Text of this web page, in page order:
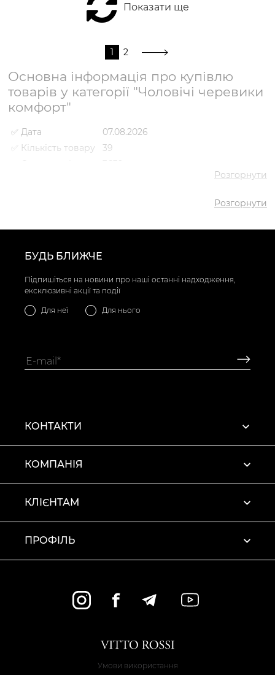
Показати ще
1 2
Основна інформація про купівлю
товарів у категорії "Чоловічі черевики
комфорт"
✅ Дата
07.08.2026
✅ Кількість товару
39
✅
товар
Розгорнути
Розгорнути
БУДЬ БЛИЖЧЕ
Підпишіться на новини про наші останні надходження,
ексклюзивні акції та події
Для неї Для нього
КОНТАКТИ
КОМПАНІЯ
КЛІЄНТАМ
ПРОФІЛЬ
Умови використання